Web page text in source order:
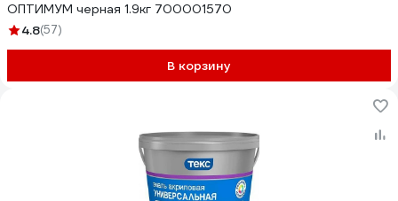
ОПТИМУМ черная 1.9кг 700001570
4.8(57)
В корзину